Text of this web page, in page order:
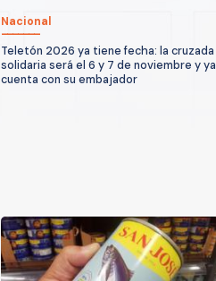
Nacional
Teletón 2026 ya tiene fecha: la cruzada
solidaria será el 6 y 7 de noviembre y ya
cuenta con su embajador